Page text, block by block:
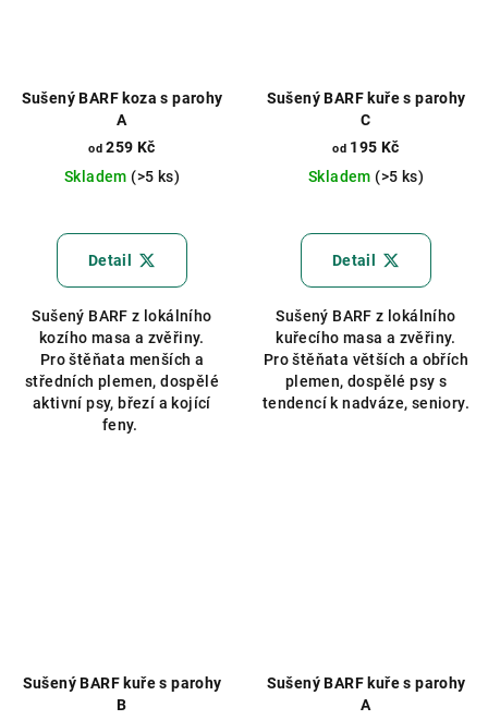
Sušený BARF koza s parohy
A
od 259 Kč
Skladem (>5 ks)
hodnocení
produktu
z
5
hvězdiček.
Detail
Sušený BARF z lokálního
kozího masa a zvěřiny.
Pro štěňata menších a
středních plemen, dospělé
aktivní psy, březí a kojící
feny.
Sušený BARF kuře s parohy
C
od 195 Kč
Skladem (>5 ks)
hodnocení
produktu
z
5
hvězdiček.
Detail
Sušený BARF z lokálního
kuřecího masa a zvěřiny.
Pro štěňata větších a obřích
plemen, dospělé psy s
tendencí k nadváze, seniory.
Sušený BARF kuře s parohy
B
Sušený BARF kuře s parohy
A